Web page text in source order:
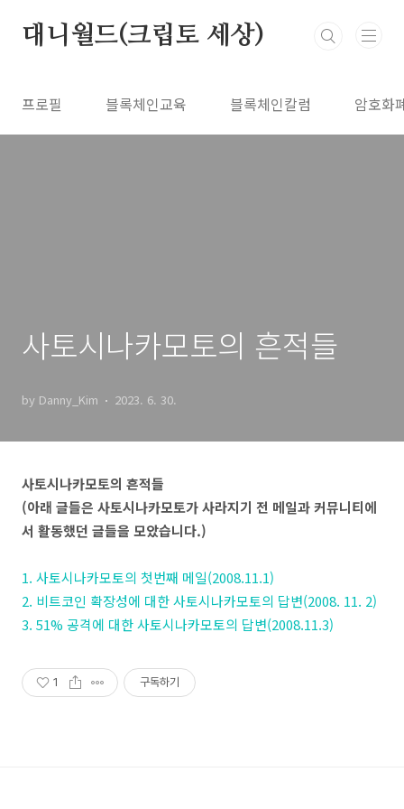
대니월드(크립토 세상)
프로필 블록체인교육 블록체인칼럼 암호화
사토시나카모토의 흔적들
by Danny_Kim 2023. 6. 30.
사토시나카모토의 흔적들
(아래 글들은 사토시나카모토가 사라지기 전 메일과 커뮤니티에
서 활동했던 글들을 모았습니다.)
1. 사토시나카모토의 첫번째 메일(2008.11.1)
2. 비트코인 확장성에 대한 사토시나카모토의 답변(2008. 11. 2)
3. 51% 공격에 대한 사토시나카모토의 답변(2008.11.3)
1 구독하기